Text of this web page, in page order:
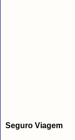
Seguro Viagem